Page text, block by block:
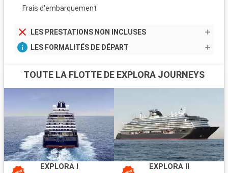
Frais d'embarquement
LES PRESTATIONS NON INCLUSES
LES FORMALITÉS DE DÉPART
TOUTE LA FLOTTE DE EXPLORA JOURNEYS
EXPLORA I EXPLORA II